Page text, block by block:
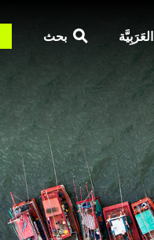
العَرَبِيَّة بحث